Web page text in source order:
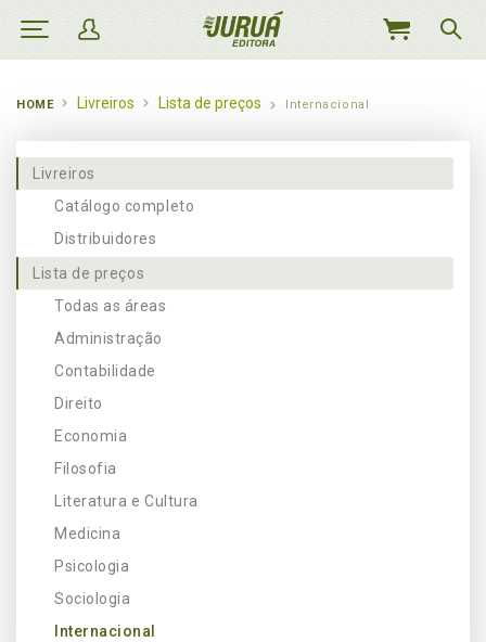
MEU
HOME Livreiros Lista de preços Internacional
Livreiros
Catálogo completo
Distribuidores
Lista de preços
Todas as áreas
Administração
Contabilidade
Direito
Economia
Filosofia
Literatura e Cultura
Medicina
Psicologia
Sociologia
Internacional